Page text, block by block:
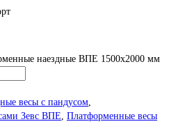
наездные ВПЕ 1500х2000 мм
весы c пандусом,
Зевс ВПЕ, Платформенные весы